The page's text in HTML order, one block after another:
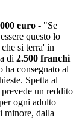
euro - "Se
questo lo
si terra' in
di 2.500 franchi
ha consegnato al
Spetta al
un reddito
ogni adulto
minore, dalla